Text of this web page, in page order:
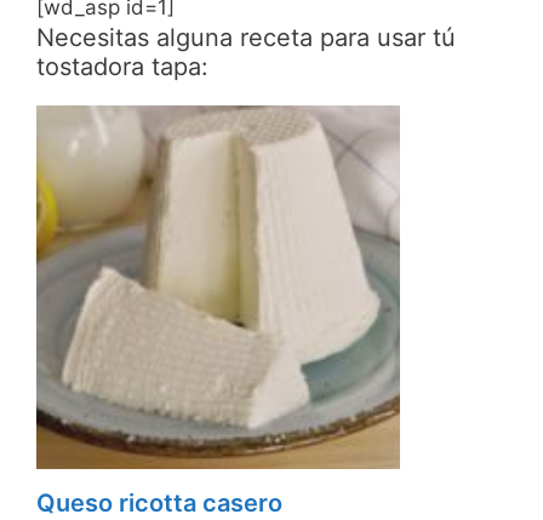
[wd_asp id=1]
Necesitas alguna receta para usar tú
tostadora tapa:
Queso ricotta casero